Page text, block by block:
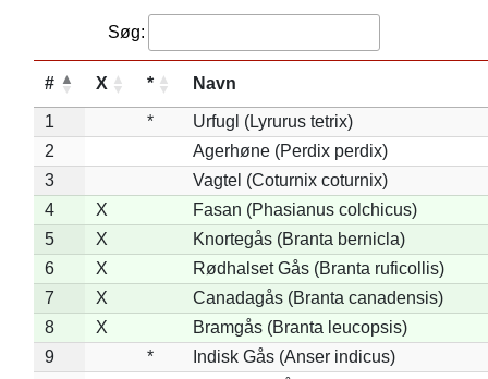
Søg:
# X * Navn
1 *
Urfugl (Lyrurus tetrix)
2
Agerhøne (Perdix perdix)
3
Vagtel (Coturnix coturnix)
4
X
Fasan (Phasianus colchicus)
5
X
Knortegås (Branta bernicla)
6
X
Rødhalset Gås (Branta ruficollis)
7
X
Canadagås (Branta canadensis)
8
X
Bramgås (Branta leucopsis)
9
*
Indisk Gås (Anser indicus)